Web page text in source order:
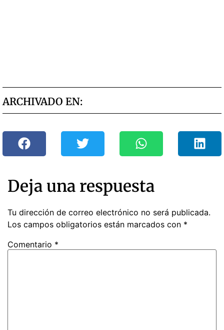
ARCHIVADO EN:
Deja una respuesta
Tu dirección de correo electrónico no será publicada.
Los campos obligatorios están marcados con *
Comentario *